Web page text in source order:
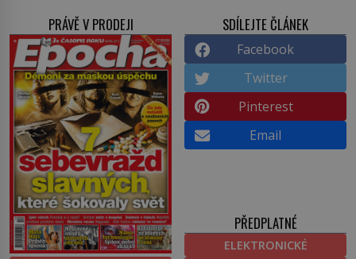
PRÁVĚ V PRODEJI SDÍLEJTE ČLÁNEK
Facebook
Twitter
Pinterest
Email
PŘEDPLATNÉ
ELEKTRONICKÉ